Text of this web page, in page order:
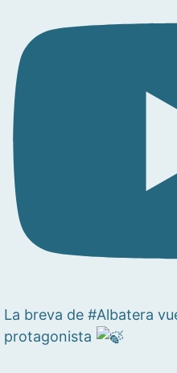
La breva de #Albatera
protagonista